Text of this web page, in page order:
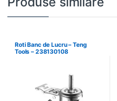
Roti Banc de Lucru – Teng
Tools – 238130108